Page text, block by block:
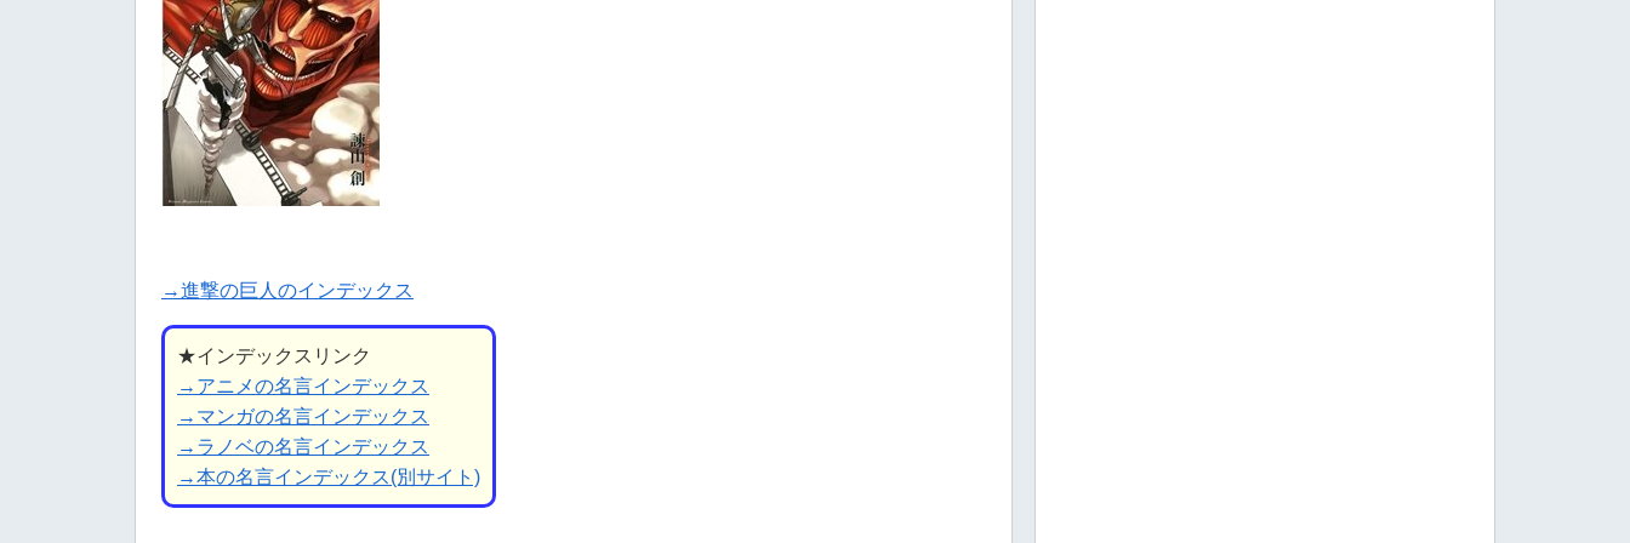
→進撃の巨人のインデックス
★インデックスリンク
→アニメの名言インデックス
→マンガの名言インデックス
→ラノベの名言インデックス
→本の名言インデックス(別サイト)